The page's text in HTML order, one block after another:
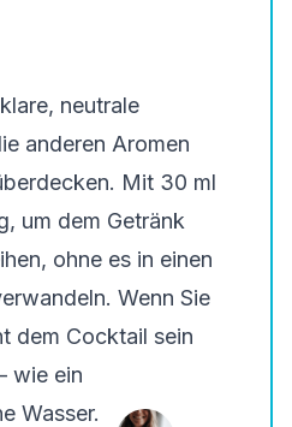
neutrale
anderen Aromen
Mit 30 ml
um dem Getränk
ohne es in einen
Wenn Sie
dem Cocktail sein
wie ein
Wasser.